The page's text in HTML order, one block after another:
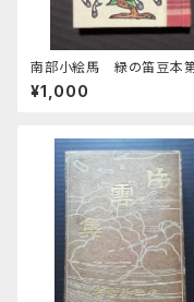
南部小絵馬 緑の笛豆本
期第111集
¥1,000